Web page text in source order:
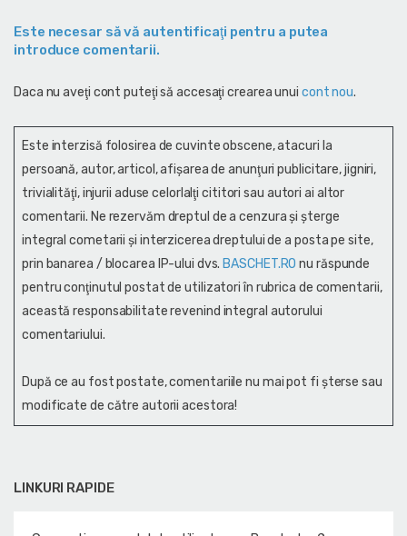
LINKURI RAPIDE
Este necesar să vă autentificaţi pentru a putea
introduce comentarii.
Daca nu aveţi cont puteţi să accesaţi crearea unui cont nou.
Este interzisă folosirea de cuvinte obscene, atacuri la
persoană, autor, articol, afişarea de anunţuri publicitare, jigniri,
trivialităţi, injurii aduse celorlalţi cititori sau autori ai altor
comentarii. Ne rezervăm dreptul de a cenzura și şterge
integral cometarii și interzicerea dreptului de a posta pe site,
prin banarea / blocarea IP-ului dvs. BASCHET.RO nu răspunde
pentru conţinutul postat de utilizatori în rubrica de comentarii,
această responsabilitate revenind integral autorului
comentariului.
După ce au fost postate, comentariile nu mai pot fi șterse sau
modificate de către autorii acestora!